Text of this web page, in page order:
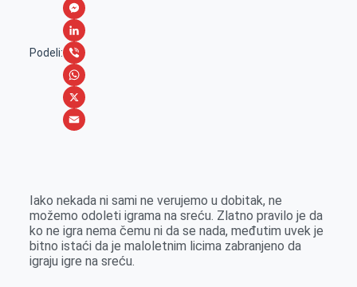
Podeli:
F
a
c
e
b
o
M
e
s
s
e
r
L
i
n
k
n
V
i
b
W
h
A
p
p
X
i
l
Iako nekada ni sami ne verujemo u dobitak, ne
možemo odoleti igrama na sreću. Zlatno pravilo je da
ko ne igra nema čemu ni da se nada, međutim uvek je
bitno istaći da je maloletnim licima zabranjeno da
igraju igre na sreću.